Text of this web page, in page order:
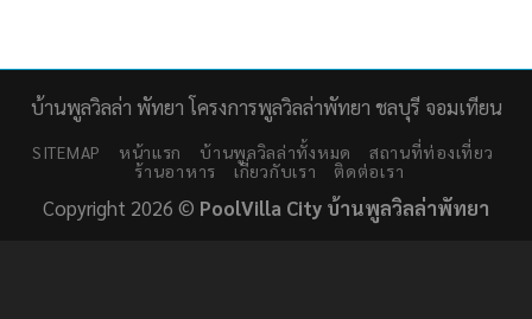
บ้านพูลวิลล่า พัทยา โครงการพูลวิลล่าพัทยา ชลบุรี จอมเทียน
SITEMAP หน้าแรก บ้านพูลวิลล่าทั้งหมด
สถานที่ท่องเที่ยว
ร้านอาหาร
เกี่ยวกับเรา ติดต่อเรา
Copyright 2026 © PoolVilla City บ้านพูลวิลล่าพัทยา